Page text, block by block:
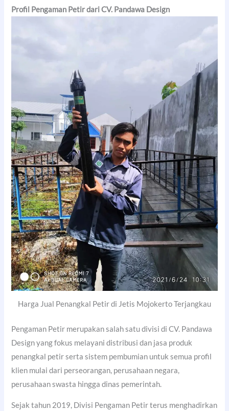
Profil Pengaman Petir dari CV. Pandawa Design
Harga Jual Penangkal Petir di Jetis Mojokerto Terjangkau
Pengaman Petir merupakan salah satu divisi di CV. Pandawa
Design yang fokus melayani distribusi dan jasa produk
penangkal petir serta sistem pembumian untuk semua profil
klien mulai dari perseorangan, perusahaan negara,
perusahaan swasta hingga dinas pemerintah.
Sejak tahun 2019, Divisi Pengaman Petir terus menghadirkan